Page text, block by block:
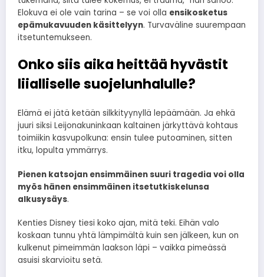
Elokuva ei ole vain tarina – se voi olla ensikosketus
epämukavuuden käsittelyyn. Turvaväline suurempaan
itsetuntemukseen.
Onko siis aika heittää hyvästit
liialliselle suojelunhalulle?
Elämä ei jätä ketään silkkityynyllä lepäämään. Ja ehkä
juuri siksi Leijonakuninkaan kaltainen järkyttävä kohtaus
toimiikin kasvupolkuna: ensin tulee putoaminen, sitten
itku, lopulta ymmärrys.
Pienen katsojan ensimmäinen suuri tragedia voi olla
myös hänen ensimmäinen itsetutkiskelunsa
alkusysäys.
Kenties Disney tiesi koko ajan, mitä teki. Eihän valo
koskaan tunnu yhtä lämpimältä kuin sen jälkeen, kun on
kulkenut pimeimmän laakson läpi – vaikka pimeässä
asuisi skarvioitu setä.